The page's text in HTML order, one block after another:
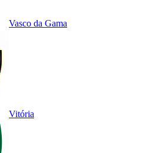
Vasco da Gama
Vitória